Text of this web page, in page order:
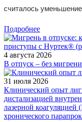
считалось
Подробнее
4 августа 2026
В отпуск – без мигрени
31 июля 2026
Клинический опыт
дистализацией
лазерной
хронического